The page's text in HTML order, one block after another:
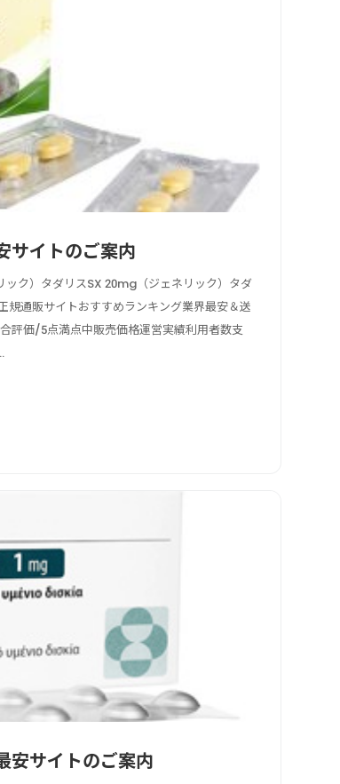
サイトのご案内
ク）タダリスSX 20mg（ジェネリック）タダ
規通販サイトおすすめランキング業界最安＆送
評価/5点満点中販売価格運営実績利用者数支
安サイトのご案内